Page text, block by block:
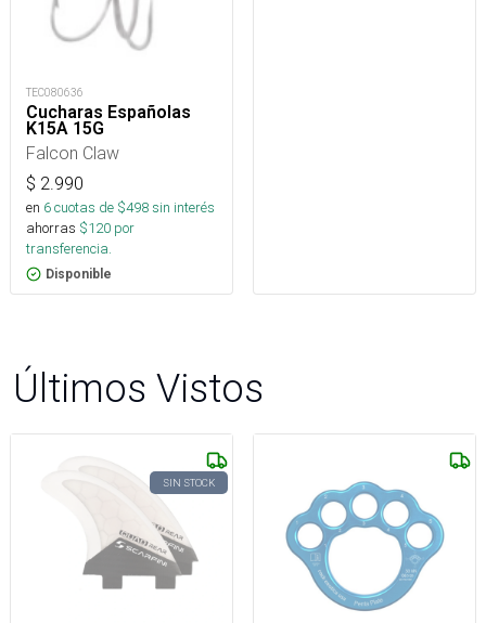
TEC080636
Cucharas Españolas
K15A 15G
Falcon Claw
$ 2.990
en 6cuotas de $498sin interés
ahorras $120 por
transferencia.
Disponible
Últimos Vistos
SIN STOCK